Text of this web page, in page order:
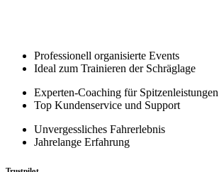
Professionell organisierte Events
Ideal zum Trainieren der Schräglage
Experten-Coaching für Spitzenleistungen
Top Kundenservice und Support
Unvergessliches Fahrerlebnis
Jahrelange Erfahrung